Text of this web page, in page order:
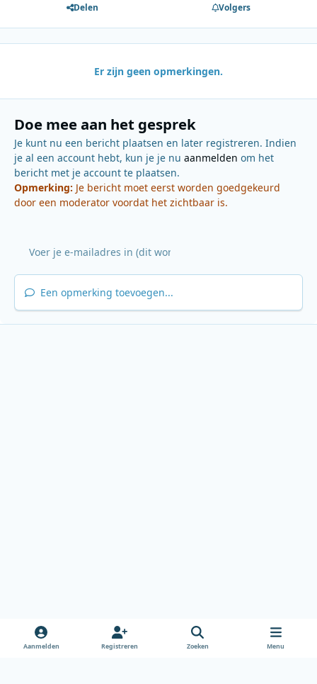
Delen Volgers
Er zijn geen opmerkingen.
Doe mee aan het gesprek
Je kunt nu een bericht plaatsen en later registreren. Indien
je al een account hebt, kun je je nu aanmelden om het
bericht met je account te plaatsen.
Opmerking: Je bericht moet eerst worden goedgekeurd
door een moderator voordat het zichtbaar is.
Een opmerking toevoegen...
Aanmelden Registreren Zoeken Menu